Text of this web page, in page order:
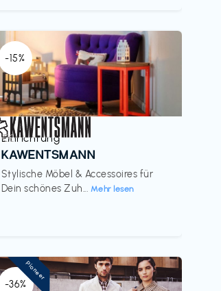
-15%
Einrichtung
KAWENTSMANN
Stylische Möbel & Accessoires für
Dein schönes Zuh... Mehr lesen
€€‎
-36%
Pioneer